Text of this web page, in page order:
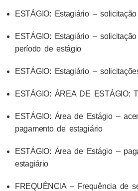
ESTÁGIO: Estagiário –
ESTÁGIO: Estagiário –
período de estágio
ESTÁGIO: Estagiário –
ESTÁGIO: ÁREA DE ESTÁGIO:
ESTÁGIO: Área de Estágio –
pagamento de estagiário
ESTÁGIO: Área de Estágio –
estagiário
FREQUÊNCIA – Frequência de